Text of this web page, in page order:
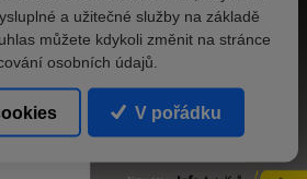
a užitečné služby na základě
můžete kdykoli změnit na stránce
osobních údajů.
V pořádku